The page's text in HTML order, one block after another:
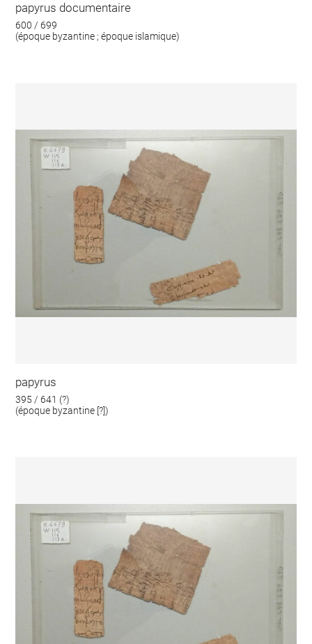
papyrus documentaire
600 / 699
(époque byzantine ; époque islamique)
papyrus
395 / 641 (?)
(époque byzantine [?])